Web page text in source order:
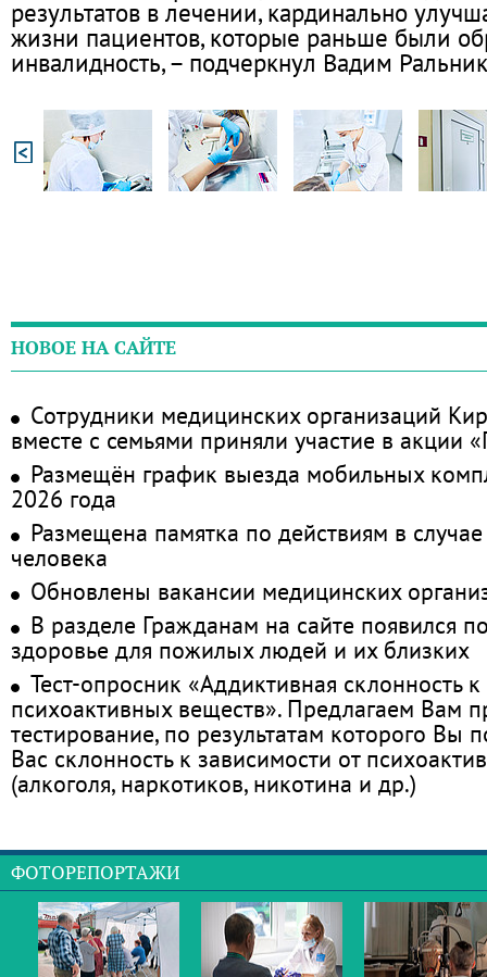
результатов в лечении, кардинально
жизни пациентов, которые раньше были
инвалидность, – подчеркнул Вадим
НОВОЕ НА САЙТЕ
Сотрудники медицинских организаций
вместе с семьями приняли участие в акции
Размещён график выезда мобильных
2026 года
Размещена памятка по действиям в
человека
Обновлены вакансии медицинских
В разделе Гражданам на сайте появился
здоровье для пожилых людей и их близких
Тест-опросник «Аддиктивная склонность
психоактивных веществ». Предлагаем Вам
тестирование, по результатам которого Вы
Вас склонность к зависимости от
(алкоголя, наркотиков, никотина и др.)
ФОТОРЕПОРТАЖИ